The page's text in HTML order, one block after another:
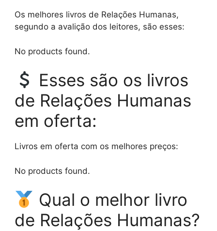
Os melhores livros de Relações Humanas,
segundo a avalição dos leitores, são esses:
No products found.
Esses são os livros
de Relações Humanas
em oferta:
Livros em oferta com os melhores preços:
No products found.
Qual o melhor livro
de Relações Humanas?